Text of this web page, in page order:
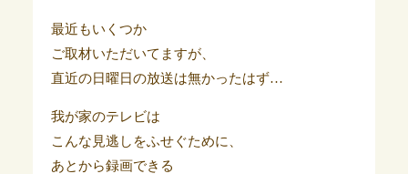
最近もいくつか
ご取材いただいてますが、
直近の日曜日の放送は無かったはず…
我が家のテレビは
こんな見逃しをふせぐために、
あとから録画できる